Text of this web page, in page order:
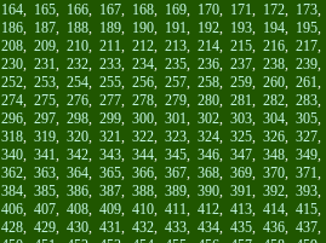
164, 165, 166, 167, 168, 169, 170, 171, 172, 173
186, 187, 188, 189, 190, 191, 192, 193, 194, 195
208, 209, 210, 211, 212, 213, 214, 215, 216, 217
230, 231, 232, 233, 234, 235, 236, 237, 238, 239
252, 253, 254, 255, 256, 257, 258, 259, 260, 261
274, 275, 276, 277, 278, 279, 280, 281, 282, 283
296, 297, 298, 299, 300, 301, 302, 303, 304, 305
318, 319, 320, 321, 322, 323, 324, 325, 326, 327
340, 341, 342, 343, 344, 345, 346, 347, 348, 349
362, 363, 364, 365, 366, 367, 368, 369, 370, 371
384, 385, 386, 387, 388, 389, 390, 391, 392, 393
406, 407, 408, 409, 410, 411, 412, 413, 414, 415
428, 429, 430, 431, 432, 433, 434, 435, 436, 437